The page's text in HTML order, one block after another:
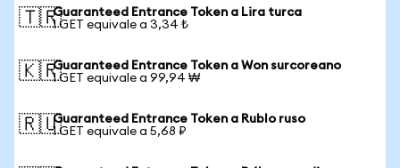
🇹🇷Guaranteed Entrance Token a Lira turca
1 GET equivale a 3,34 ₺
🇰🇷Guaranteed Entrance Token a Won surcoreano
1 GET equivale a 99,94 ₩
🇷🇺Guaranteed Entrance Token a Rublo ruso
1 GET equivale a 5,68 ₽